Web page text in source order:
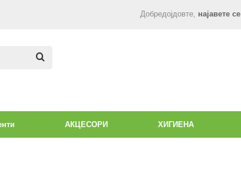
Добредојдовте, најавете се
АКЦЕСОРИ ХИГИЕНА